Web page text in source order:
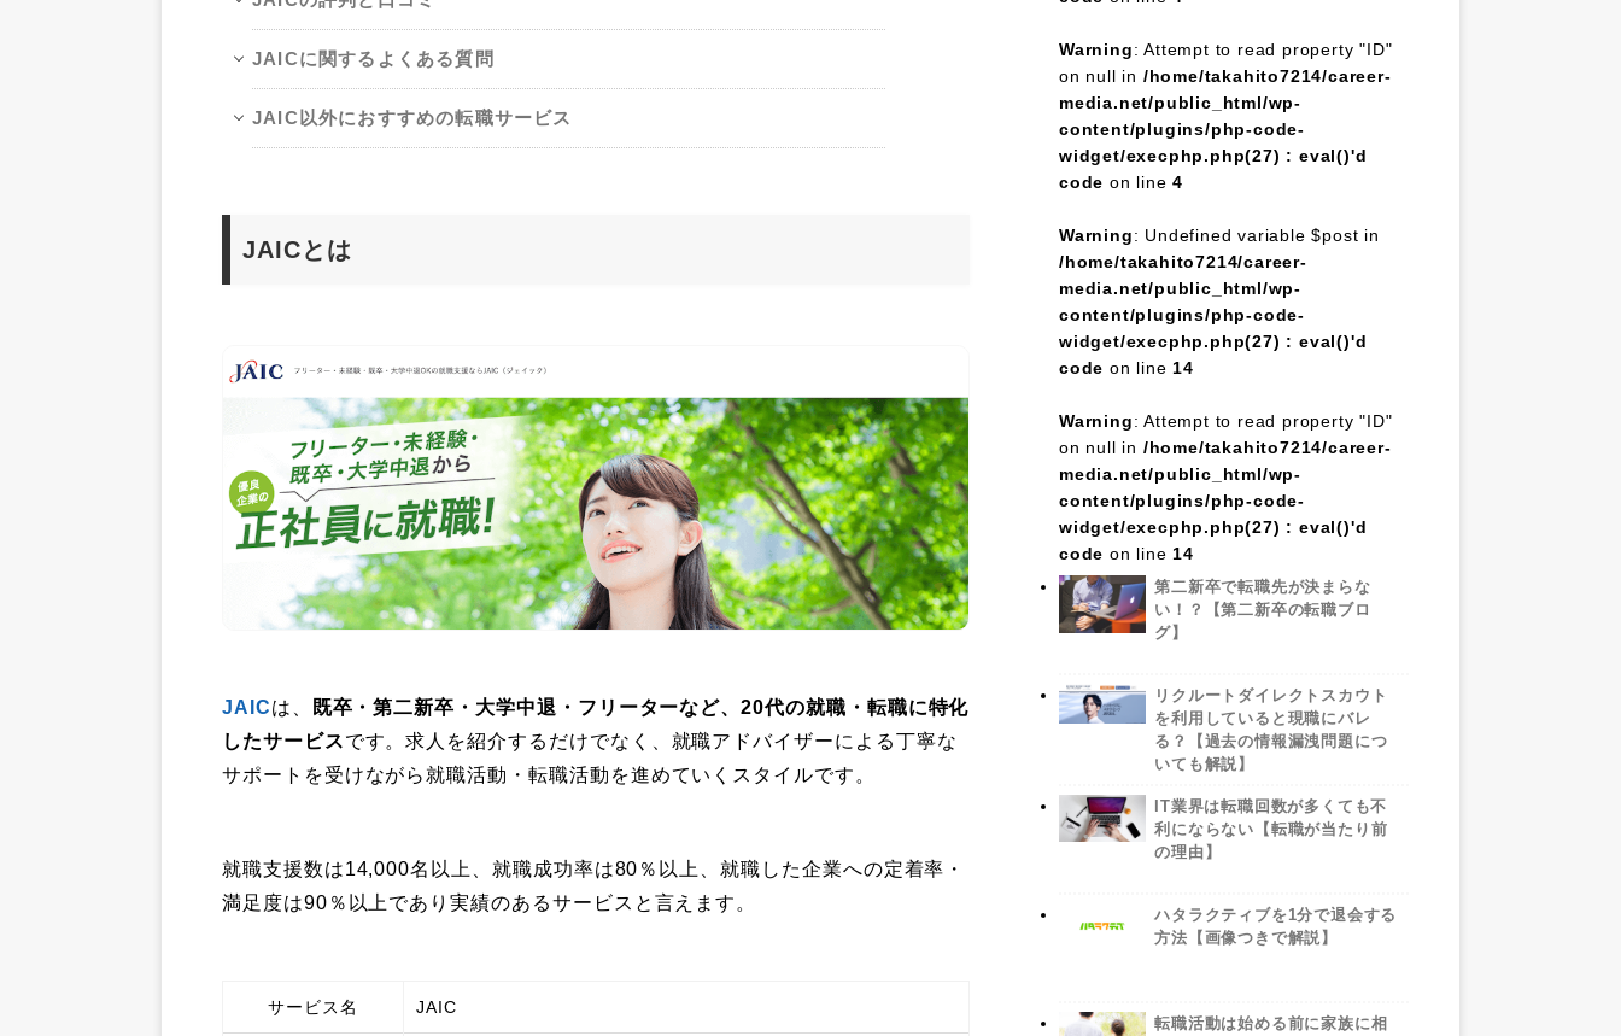
JAICに関するよくある質問
JAIC以外におすすめの転職サービス
JAICとは
JAICは、
既卒・第二新卒・大学中退・フリーターなど、20代の就職・転職に特化
したサービスです。求人を紹介するだけでなく、就職アドバイザーによる丁寧な
サポートを受けながら就職活動・転職活動を進めていくスタイルです。
就職支援数は14,000名以上、就職成功率は80％以上、就職した企業への定着率・
満足度は90％以上であり実績のあるサービスと言えます。
サービス名 JAIC
Warning: Attempt to read property "ID"
on null in /home/takahito7214/career-
media.net/public_html/wp-
content/plugins/php-code-
widget/execphp.php(27) : eval()'d
code on line4
Warning: Undefined variable $post in
/home/takahito7214/career-
media.net/public_html/wp-
content/plugins/php-code-
widget/execphp.php(27) : eval()'d
code on line 14
Warning: Attempt to read property "ID"
on null in /home/takahito7214/career-
media.net/public_html/wp-
content/plugins/php-code-
widget/execphp.php(27) : eval()'d
code on line 14
第二新卒で転職先が決まらな
い！？【第二新卒の転職ブロ
グ】
リクルートダイレクトスカウト
を利用していると現職にバレ
る？【過去の情報漏洩問題につ
いても解説】
IT業界は転職回数が多くても不
利にならない【転職が当たり前
の理由】
ハタラクティブを1分で退会する
方法【画像つきで解説】
転職活動は始める前に家族に相